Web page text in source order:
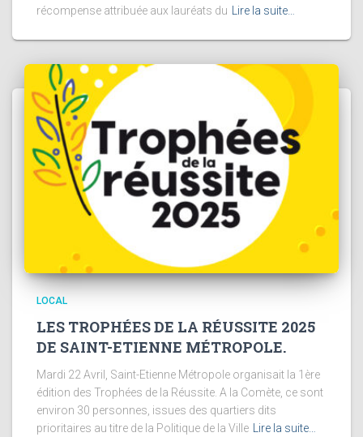
récompense attribuée aux lauréats du
Lire la suite…
LOCAL
LES TROPHÉES DE LA RÉUSSITE 2025
DE SAINT-ETIENNE MÉTROPOLE.
Mardi 22 Avril, Saint-Etienne Métropole organisait la 1ère
édition des Trophées de la Réussite. A la Comète, ce sont
environ 30 personnes, issues des quartiers dits
prioritaires au titre de la Politique de la Ville Lire la suite…